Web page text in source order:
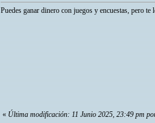
Puedes ganar dinero con juegos y encuestas, pero te
« Última modificación: 11 Junio 2025, 23:49 pm